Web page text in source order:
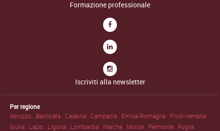
Formazione professionale
Iscriviti alla newsletter
Per regione
Abruzzo . Basilicata .Calabria .Campania . Emilia-Romagna . Friuli-Venezia
Giulia . Lazio . Liguria . Lombardia . Marche . Molise . Piemonte . Puglia .